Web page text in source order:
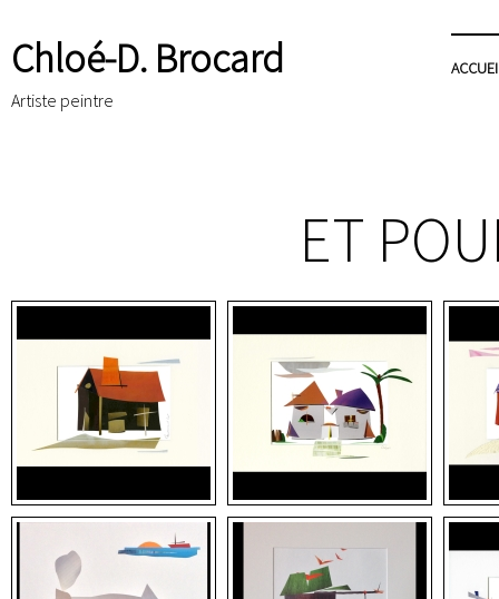
Chloé-D. Brocard
Artiste peintre
ET